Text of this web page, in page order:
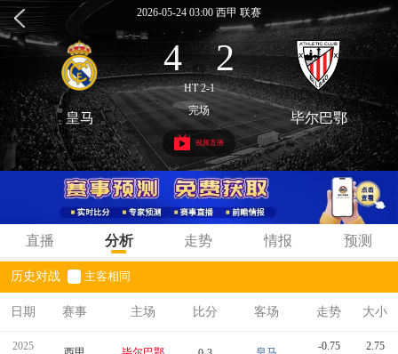
2026-05-24 03:00 西甲 联赛
4 : 2
HT 2-1
皇马 完场 毕尔巴鄂
视频直播
直播 分析 走势 情报 预测
历史对战 主客相同
日期 赛事 主场 比分 客场 走势 大小
2025
-0.75
2.75